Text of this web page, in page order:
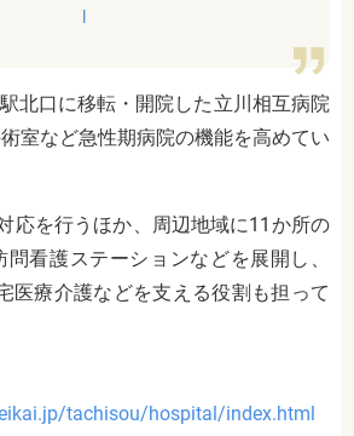
北口に移転・開院した立川相互病院
室など急性期病院の機能を高めてい
応を行うほか、周辺地域に11か所の
看護ステーションなどを展開し、
医療介護などを支える役割も担って
tachisou/hospital/index.html